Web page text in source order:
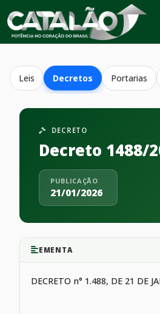
Leis Decretos Portarias
DECRETO
Decreto 1488/
PUBLICAÇÃO
21/01/2026
EMENTA
DECRETO n° 1.488, DE 21 DE